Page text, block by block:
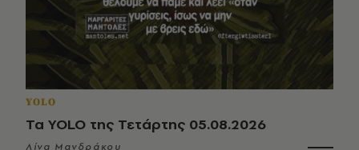
YOLO
Τα YOLO της Τετάρτης 05.08.2026
Λίνα Μανδράκου